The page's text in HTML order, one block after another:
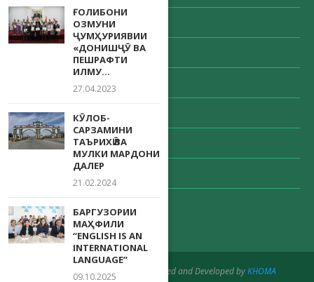
Ноябрь 2020
Октябрь 2020
Сентябрь 2020
Август 2020
Май 2020
Апрель 2020
Декабрь 203
@2020 - All Right Reserved. Designed and Developed byKHOMA
ҒОЛИБОНИ
ОЗМУНИ
ҶУМҲУРИЯВИИ
«ДОНИШҶӮ ВА
ПЕШРАФТИ
ИЛМУ...
27.04.2023
КӮЛОБ-
САРЗАМИНИ
ТАЪРИХӢ ВА
МУЛКИ МАРДОНИ
ДАЛЕР
21.02.2024
БАРГУЗОРИИ
МАҲФИЛИ
“ENGLISH IS AN
INTERNATIONAL
LANGUAGE”
09.10.2025